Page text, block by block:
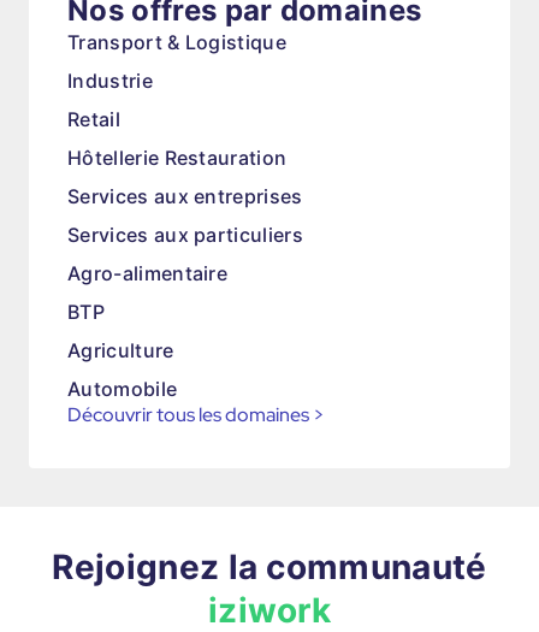
Nos offres par domaines
Transport & Logistique
Industrie
Retail
Hôtellerie Restauration
Services aux entreprises
Services aux particuliers
Agro-alimentaire
BTP
Agriculture
Automobile
Découvrir tous les domaines >
Rejoignez la communauté
iziwork